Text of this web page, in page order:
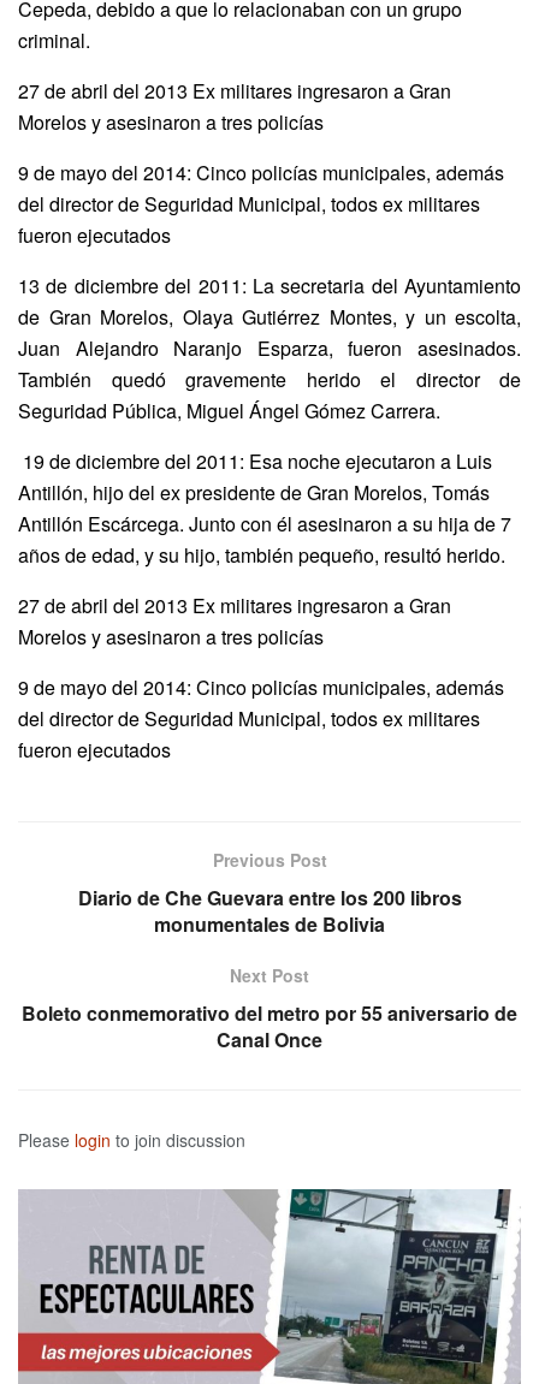
Cepeda, debido a que lo relacionaban con un grupo
criminal.
27 de abril del 2013 Ex militares ingresaron a Gran
Morelos y asesinaron a tres policías
9 de mayo del 2014: Cinco policías municipales, además
del director de Seguridad Municipal, todos ex militares
fueron ejecutados
13 de diciembre del 2011: La secretaria del Ayuntamiento
de Gran Morelos, Olaya Gutiérrez Montes, y un escolta,
Juan Alejandro Naranjo Esparza, fueron asesinados.
También quedó gravemente herido el director de
Seguridad Pública, Miguel Ángel Gómez Carrera.
19 de diciembre del 2011: Esa noche ejecutaron a Luis
Antillón, hijo del ex presidente de Gran Morelos, Tomás
Antillón Escárcega. Junto con él asesinaron a su hija de 7
años de edad, y su hijo, también pequeño, resultó herido.
27 de abril del 2013 Ex militares ingresaron a Gran
Morelos y asesinaron a tres policías
9 de mayo del 2014: Cinco policías municipales, además
del director de Seguridad Municipal, todos ex militares
fueron ejecutados
Previous Post
Diario de Che Guevara entre los 200 libros
monumentales de Bolivia
Next Post
Boleto conmemorativo del metro por 55 aniversario de
Canal Once
Please login to join discussion